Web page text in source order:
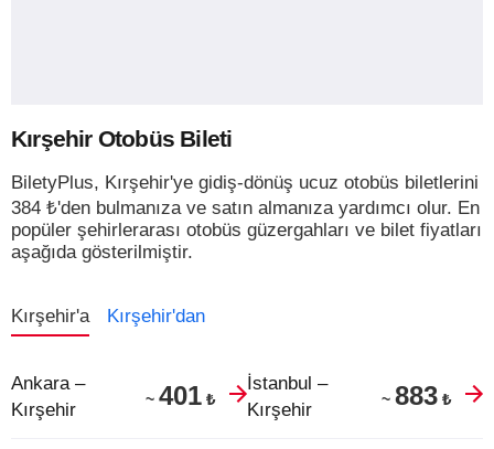
Kırşehir Otobüs Bileti
BiletyPlus, Kırşehir'ye gidiş-dönüş ucuz otobüs biletlerini
384 ₺'den bulmanıza ve satın almanıza yardımcı olur. En
popüler şehirlerarası otobüs güzergahları ve bilet fiyatları
aşağıda gösterilmiştir.
Kırşehir'a Kırşehir'dan
Ankara –
Kırşehir
~ 401 ₺
İstanbul –
Kırşehir
~ 883 ₺